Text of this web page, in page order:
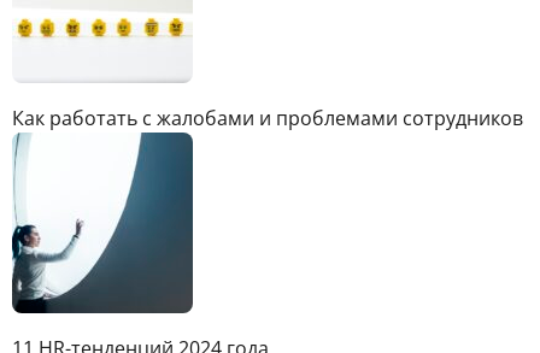
Как работать с жалобами и проблемами сотрудников